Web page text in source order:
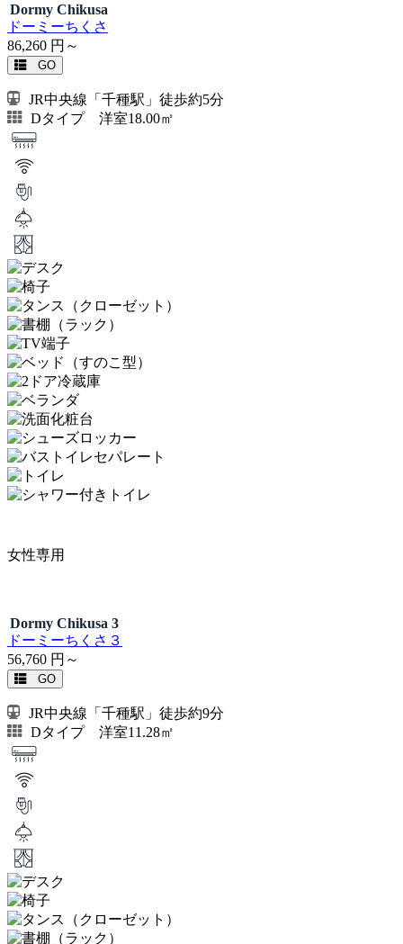
Dormy Chikusa
ドーミーちくさ
86,260 円～
GO
JR中央線「千種駅」徒歩約5分
Dタイプ 洋室18.00㎡
女性専用
Dormy Chikusa 3
ドーミーちくさ３
56,760 円～
GO
JR中央線「千種駅」徒歩約9分
Dタイプ 洋室11.28㎡